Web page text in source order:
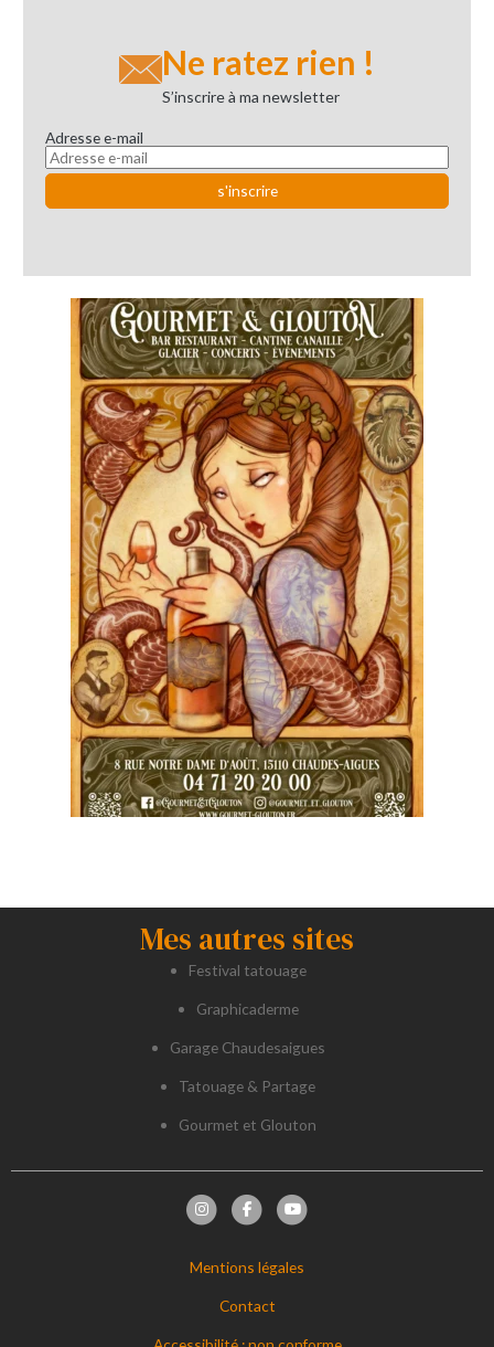
Ne ratez rien !
S’inscrire à ma newsletter
Adresse e-mail
Mes autres sites
Festival tatouage
Graphicaderme
Garage Chaudesaigues
Tatouage & Partage
Gourmet et Glouton
Mentions légales
Contact